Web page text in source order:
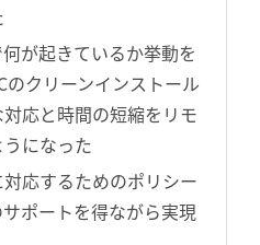
が起きているか挙動を
のクリーンインストール
応と時間の短縮をリモ
になった
応するためのポリシー
ポートを得ながら実現